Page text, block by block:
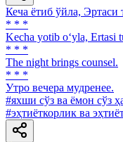
Кеча ётиб ўйла, Эртаси
* * *
Kecha yotib o‘yla, Ertasi
* * *
The night brings counsel.
* * *
Утро вечера мудренее.
#яхши сўз ва ёмон сўз
#эҳтиёткорлик ва